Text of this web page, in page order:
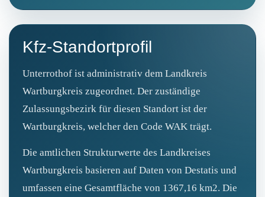
Kfz-Standortprofil
Unterrothof ist administrativ dem Landkreis
Wartburgkreis zugeordnet. Der zuständige
Zulassungsbezirk für diesen Standort ist der
Wartburgkreis, welcher den Code WAK trägt.
Die amtlichen Strukturwerte des Landkreises
Wartburgkreis basieren auf Daten von Destatis und
umfassen eine Gesamtfläche von 1367,16 km2. Die